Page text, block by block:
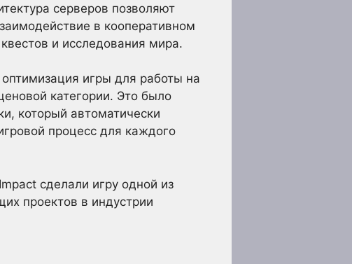
серверов позволяют
в кооперативном
и исследования мира.
игры для работы на
категории. Это было
который автоматически
процесс для каждого
сделали игру одной из
проектов в индустрии